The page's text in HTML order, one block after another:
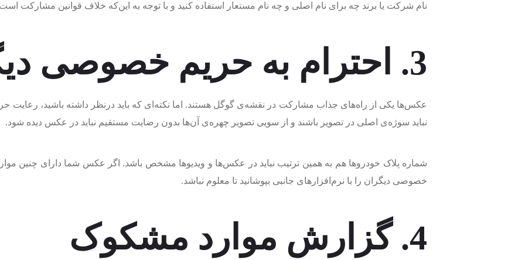
نام شرکت یا برند چه برای نام اصلی و چه نام مستعار استفاده کنید و با توجه به این‌که خلاف قوانین
3. احترام به حریم خصوصی دیگران
عکس‌ها یکی از راه‌های جذاب مشارکت در نقشه‌ی گوگل هستند. اما نکته‌ای که باید درنظر داشته باشید، رعایت
نباید سوژه‌ی اصلی در تصویر باشند و از سویی تصویر چهره‌ی آن‌ها بدون رضایت مستقیم نباید در عکس دیده شود.
شماره پلاک خودروها هم به همین ترتیب نباید در عکس‌ها و ویدیوها مشخص باشد. اگر عکس شما دارای چنین
خصوصی دیگران را با نرم‌افزارهای جانبی بپوشانید تا معلوم نباشد.
4. گزارش موارد مشکوک